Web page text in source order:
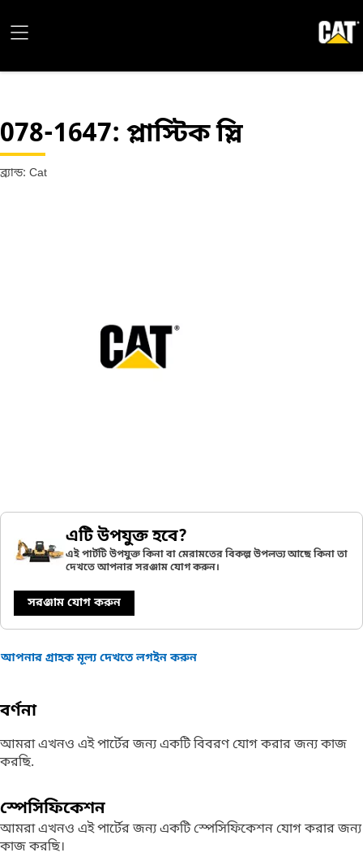
078-1647: প্লাস্টিক স্লি
ব্র্যান্ড: Cat
এটি উপযুক্ত হবে?
এই পার্টটি উপযুক্ত কিনা বা মেরামতের বিকল্প উপলভ্য আছে কিনা তা
দেখতে আপনার সরঞ্জাম যোগ করুন।
সরঞ্জাম যোগ করুন
আপনার গ্রাহক মূল্য দেখতে লগইন করুন
বর্ণনা
আমরা এখনও এই পার্টের জন্য একটি বিবরণ যোগ করার জন্য কাজ
করছি.
স্পেসিফিকেশন
আমরা এখনও এই পার্টের জন্য একটি স্পেসিফিকেশন যোগ করার জন্য
কাজ করছি।